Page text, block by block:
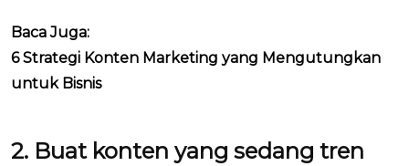
Baca Juga:
6 Strategi Konten Marketing yang Mengutungkan
untuk Bisnis
2. Buat konten yang sedang tren